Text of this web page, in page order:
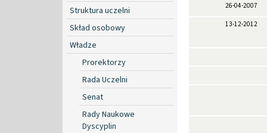
Struktura uczelni
Skład osobowy
Władze
Prorektorzy
Rada Uczelni
Senat
Rady Naukowe
Dyscyplin
26-04-2007
13-12-2012